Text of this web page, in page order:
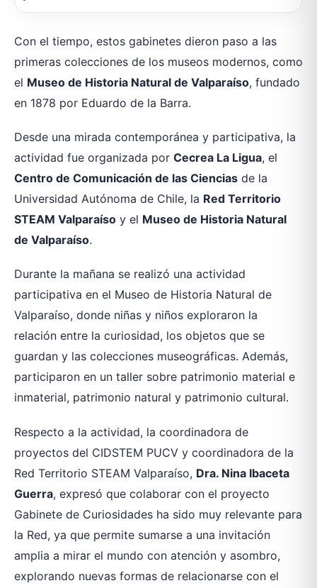
Con el tiempo, estos gabinetes dieron paso a las
primeras colecciones de los museos modernos, como
el Museo de Historia Natural de Valparaíso, fundado
en 1878 por Eduardo de la Barra.
Desde una mirada contemporánea y participativa, la
actividad fue organizada por Cecrea La Ligua, el
Centro de Comunicación de las Ciencias de la
Universidad Autónoma de Chile, la Red Territorio
STEAM Valparaíso y el Museo de Historia Natural
de Valparaíso.
Durante la mañana se realizó una actividad
participativa en el Museo de Historia Natural de
Valparaíso, donde niñas y niños exploraron la
relación entre la curiosidad, los objetos que se
guardan y las colecciones museográficas. Además,
participaron en un taller sobre patrimonio material e
inmaterial, patrimonio natural y patrimonio cultural.
Respecto a la actividad, la coordinadora de
proyectos del CIDSTEM PUCV y coordinadora de la
Red Territorio STEAM Valparaíso, Dra. Nina Ibaceta
Guerra, expresó que colaborar con el proyecto
Gabinete de Curiosidades ha sido muy relevante para
la Red, ya que permite sumarse a una invitación
amplia a mirar el mundo con atención y asombro,
explorando nuevas formas de relacionarse con el